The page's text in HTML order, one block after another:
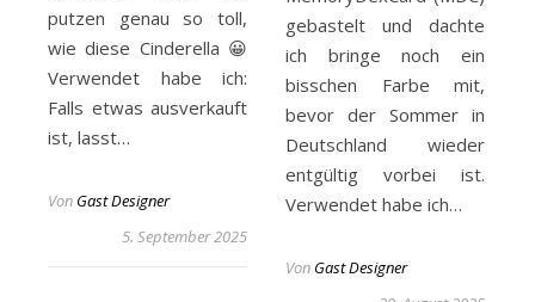
putzen genau so toll,
wie diese Cinderella 😀
Verwendet habe ich:
Falls etwas ausverkauft
ist, lasst…
Von Gast Designer
5. September 2025
gebastelt und dachte
ich bringe noch ein
bisschen Farbe mit,
bevor der Sommer in
Deutschland wieder
entgültig vorbei ist.
Verwendet habe ich…
Von Gast Designer